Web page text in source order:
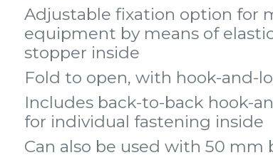
Adjustable fixation option for
equipment by means of
stopper inside
Fold to open, with hook-and-
Includes back-to-back hook-
for individual fastening inside
Can also be used with 50 mm